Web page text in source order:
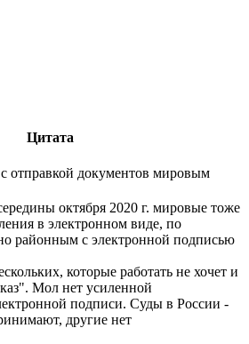
Цитата
с отправкой документов мировым
октября 2020 г. мировые тоже
в электронном виде, по
районным с электронной подписью
которые работать не хочет и
Мол нет усиленной
подписи. Суды в России -
другие нет